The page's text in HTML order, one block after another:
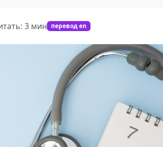
3 мин перевод en